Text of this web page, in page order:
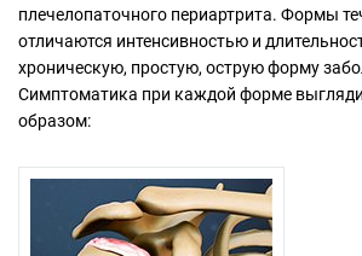
плечелопаточного периартрита. Формы
отличаются интенсивностью и
хроническую, простую, острую форму
Симптоматика при каждой форме
образом: